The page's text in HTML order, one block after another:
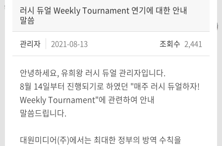
러시 듀얼 Weekly Tournament 연기에 대한 안내
말씀
관리자 2021-08-13 조회수 2,441
안녕하세요, 유희왕 러시 듀얼 관리자입니다.
8월 14일부터 진행되기로 하였던 "매주 러시 듀얼하자!
Weekly Tournament"에 관련하여 안내
말씀드립니다.
대원미디어(주)에서는 최대한 정부의 방역 수칙을